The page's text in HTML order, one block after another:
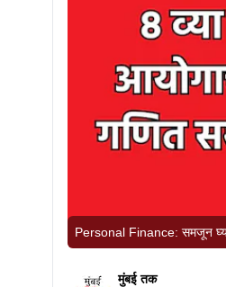
Personal Finance: समजून
मुंबई तक